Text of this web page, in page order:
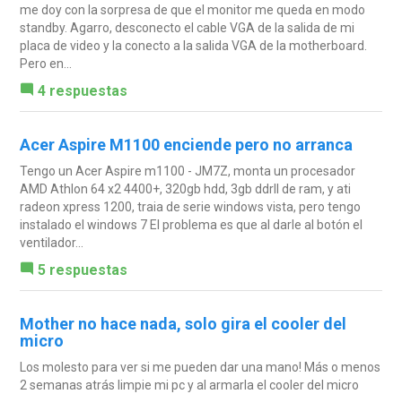
me doy con la sorpresa de que el monitor me queda en modo
standby. Agarro, desconecto el cable VGA de la salida de mi
placa de video y la conecto a la salida VGA de la motherboard.
Pero en...
4 respuestas
Acer Aspire M1100 enciende pero no arranca
Tengo un Acer Aspire m1100 - JM7Z, monta un procesador
AMD Athlon 64 x2 4400+, 320gb hdd, 3gb ddrII de ram, y ati
radeon xpress 1200, traia de serie windows vista, pero tengo
instalado el windows 7 El problema es que al darle al botón el
ventilador...
5 respuestas
Mother no hace nada, solo gira el cooler del
micro
Los molesto para ver si me pueden dar una mano! Más o menos
2 semanas atrás limpie mi pc y al armarla el cooler del micro